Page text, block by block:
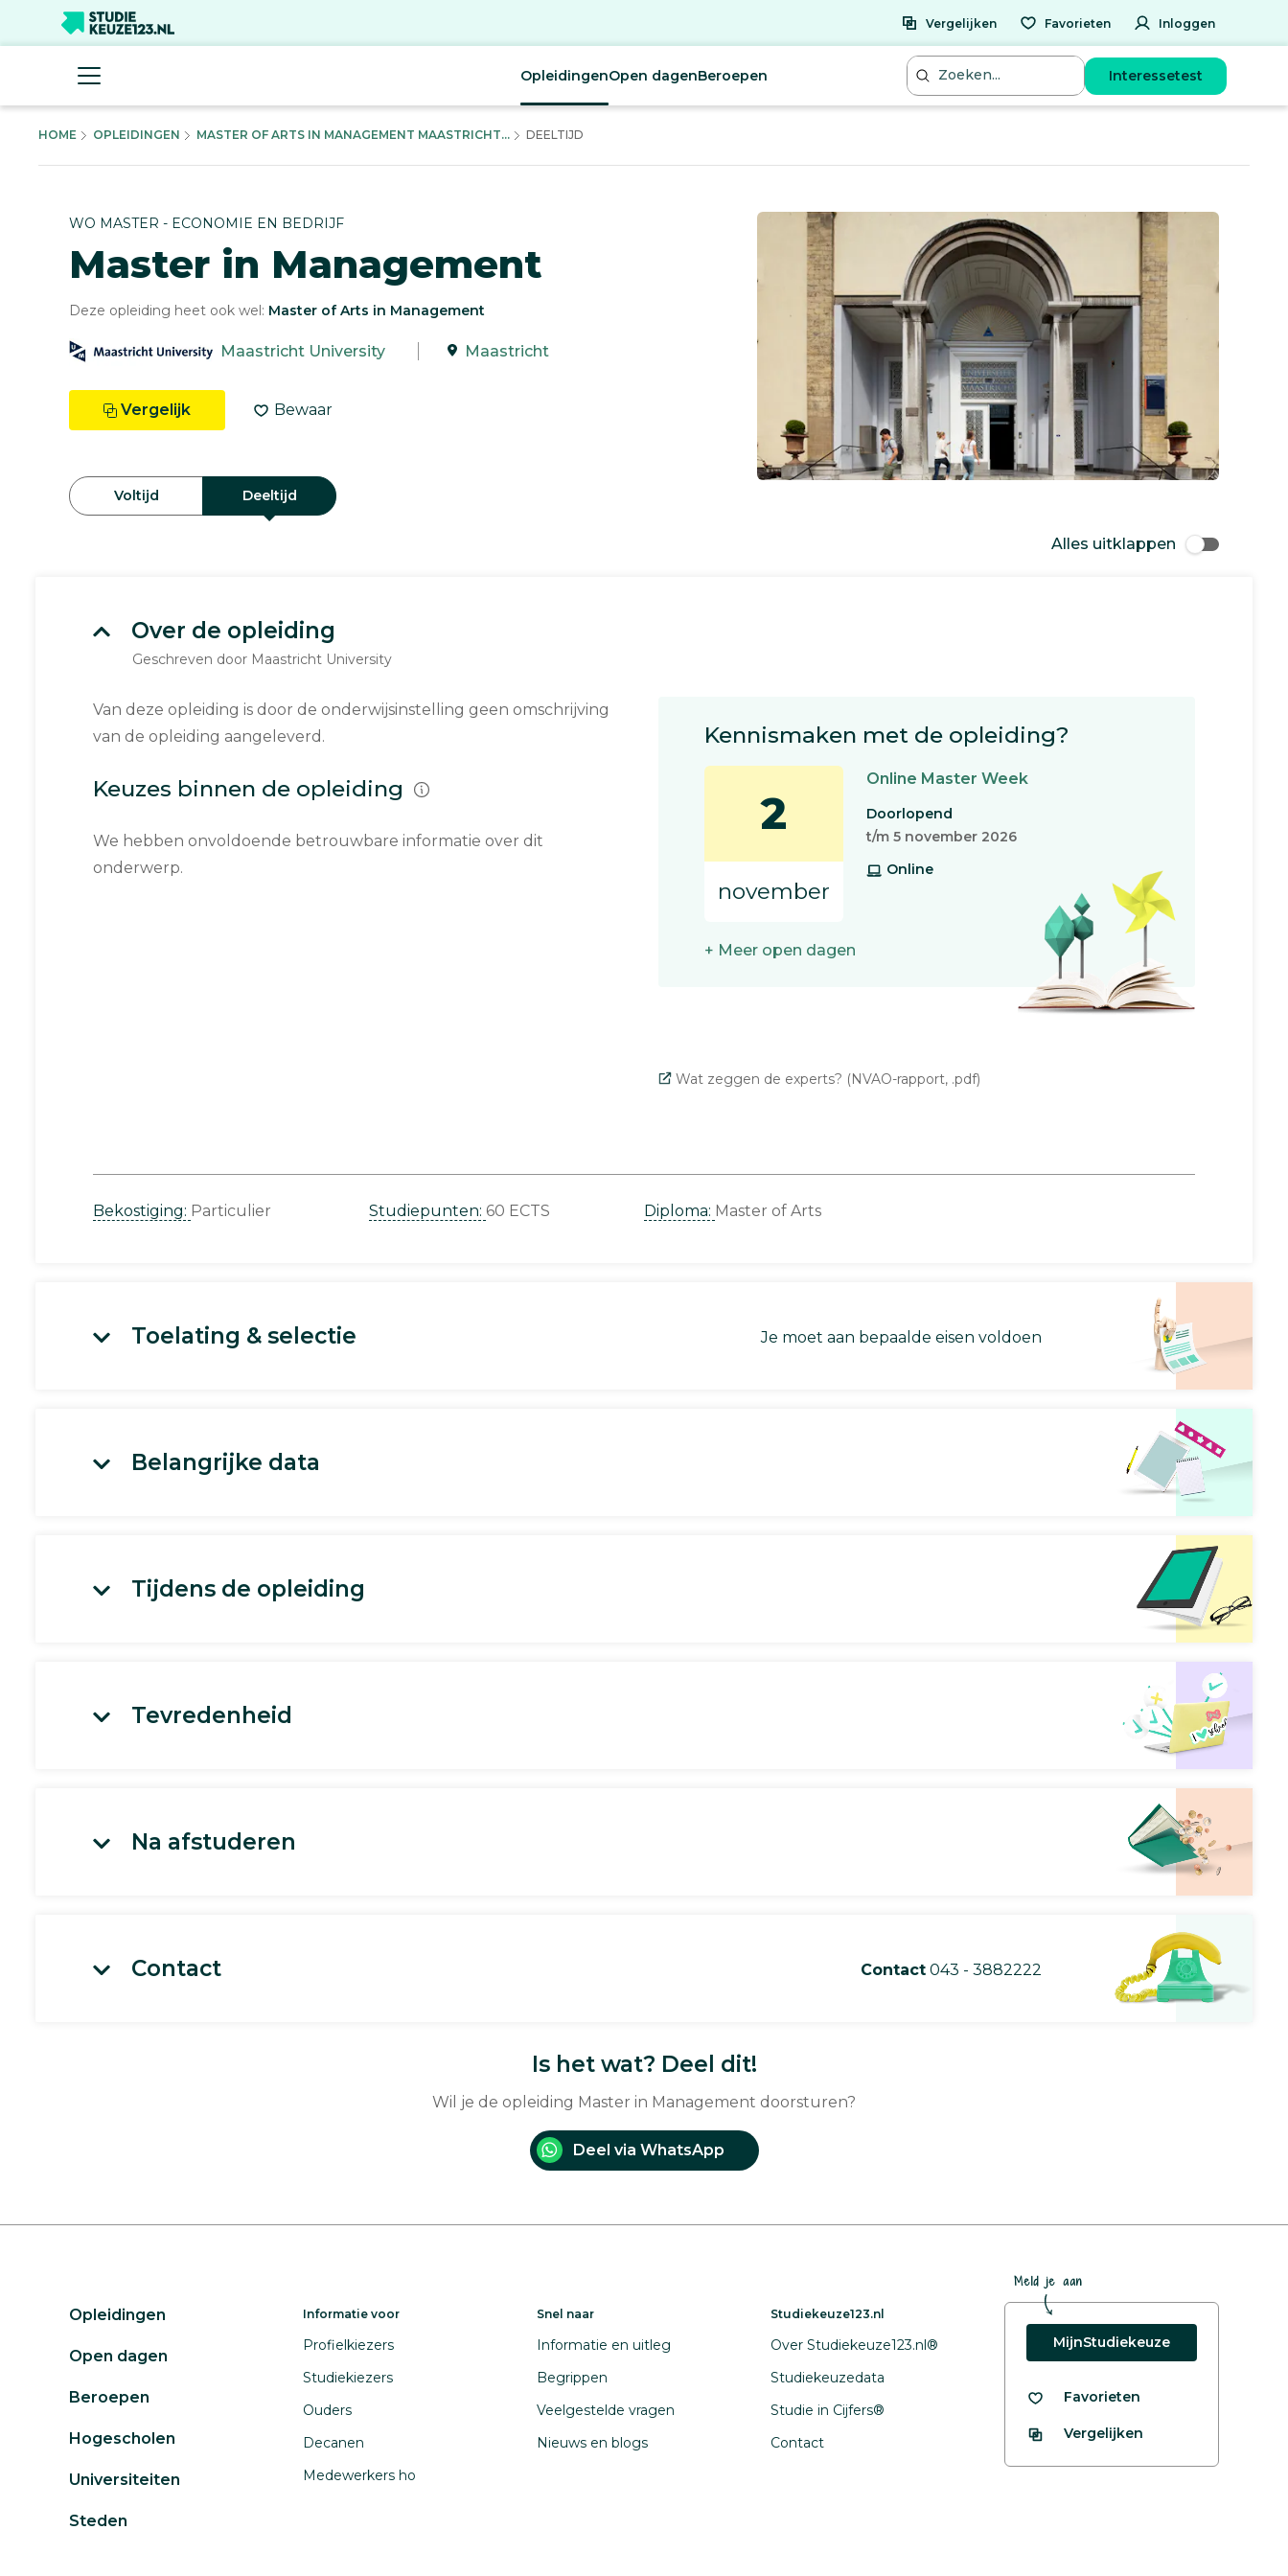
Vergelijken Favorieten Inloggen
OpleidingenOpen dagenBeroepen Interessetest
HOME OPLEIDINGEN MASTER OF ARTS IN MANAGEMENT MAASTRICHT... DEELTIJD
WO MASTER - ECONOMIE EN BEDRIJF
Master in Management
Deze opleiding heet ook wel: Master of Arts in Management
Maastricht University Maastricht
Vergelijk Bewaar
Voltijd Deeltijd
Alles uitklappen
Over de opleiding
Geschreven door Maastricht University
Van deze opleiding is door de onderwijsinstelling geen omschrijving
van de opleiding aangeleverd.
Keuzes binnen de opleiding
We hebben onvoldoende betrouwbare informatie over dit
onderwerp.
Kennismaken met de opleiding?
2
november
Online Master Week
Doorlopend
t/m 5 november 2026
Online
+ Meer open dagen
Wat zeggen de experts? (NVAO-rapport, .pdf)
Bekostiging: Particulier Studiepunten: 60 ECTS Diploma: Master of Arts
Toelating & selectie Je moet aan bepaalde eisen voldoen
Belangrijke data
Tijdens de opleiding
Tevredenheid
Na afstuderen
Contact Contact 043 - 3882222
Is het wat? Deel dit!
Wil je de opleiding Master in Management doorsturen?
Deel via WhatsApp
Opleidingen
Open dagen
Beroepen
Hogescholen
Universiteiten
Steden
Informatie voor
Profielkiezers
Studiekiezers
Ouders
Decanen
Medewerkers ho
Snel naar
Informatie en uitleg
Begrippen
Veelgestelde vragen
Nieuws en blogs
Studiekeuze123.nl
Over Studiekeuze123.nl®
Studiekeuzedata
Studie in Cijfers®
Contact
Meld je aan
MijnStudiekeuze
Favorieten
Vergelijken